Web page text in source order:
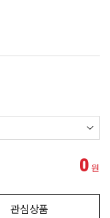
0 원
관심상품